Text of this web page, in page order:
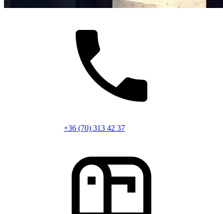
+36 (70) 313 42 37